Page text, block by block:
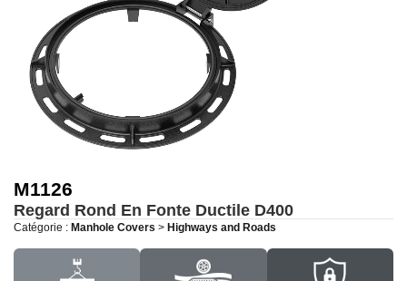
M1126
Regard Rond En Fonte Ductile D400
Catégorie : Manhole Covers > Highways and Roads